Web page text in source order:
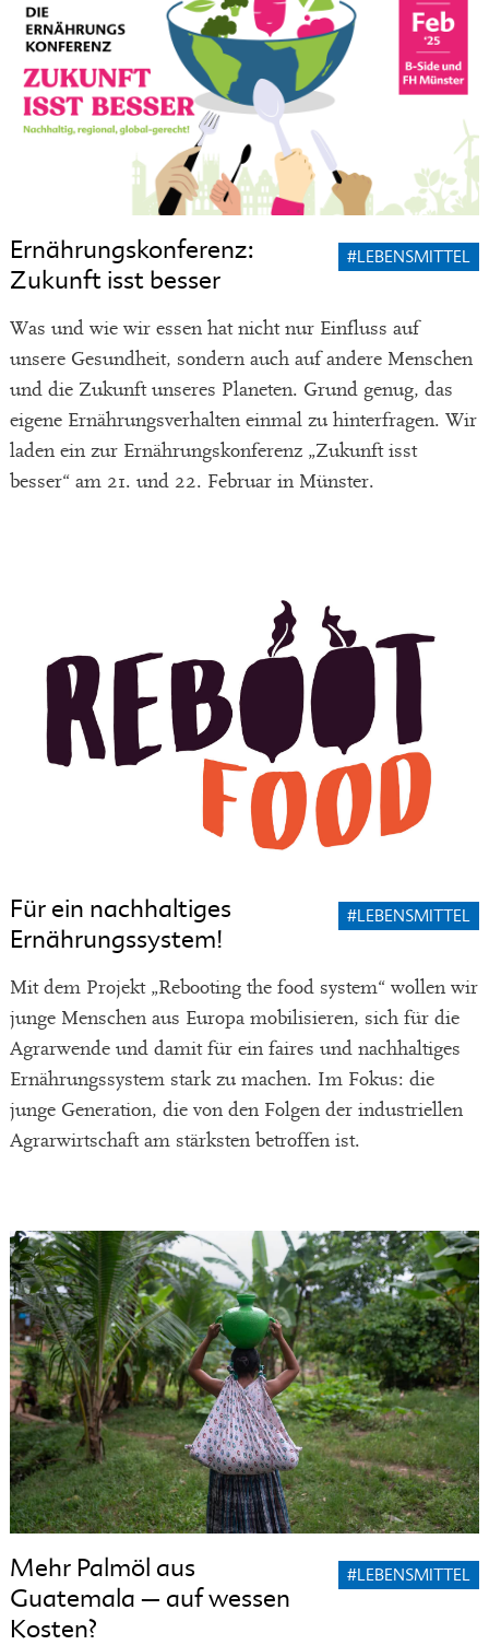
Ernährungskonferenz:
Zukunft isst besser
#LEBENSMITTEL
Was und wie wir essen hat nicht nur Einfluss auf
unsere Gesundheit, sondern auch auf andere Menschen
und die Zukunft unseres Planeten. Grund genug, das
eigene Ernährungsverhalten einmal zu hinterfragen. Wir
laden ein zur Ernährungskonferenz „Zukunft isst
besser“ am 21. und 22. Februar in Münster.
Für ein nachhaltiges
Ernährungssystem!
#LEBENSMITTEL
Mit dem Projekt „Rebooting the food system“ wollen wir
junge Menschen aus Europa mobilisieren, sich für die
Agrarwende und damit für ein faires und nachhaltiges
Ernährungssystem stark zu machen. Im Fokus: die
junge Generation, die von den Folgen der industriellen
Agrarwirtschaft am stärksten betroffen ist.
Mehr Palmöl aus
Guatemala – auf wessen
Kosten?
#LEBENSMITTEL